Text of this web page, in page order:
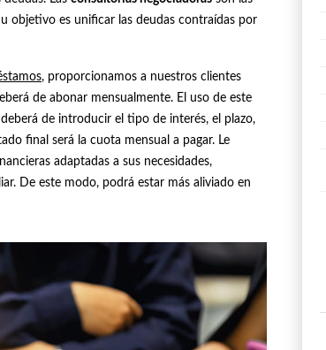
objetivo es unificar las deudas contraídas por
, proporcionamos a nuestros clientes
de abonar mensualmente. El uso de este
de introducir el tipo de interés, el plazo,
final será la cuota mensual a pagar. Le
adaptadas a sus necesidades,
De este modo, podrá estar más aliviado en